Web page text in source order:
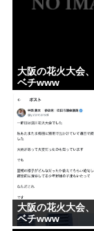
大阪の花火大会
ベチwww
大阪の花火大会
ベチwww